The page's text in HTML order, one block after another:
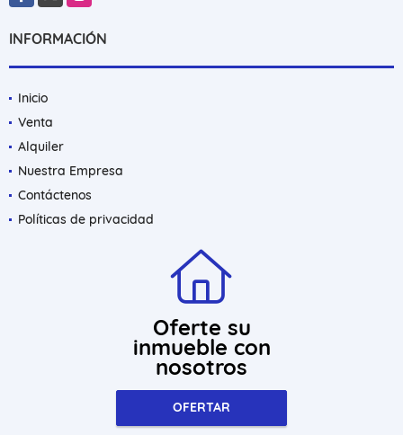
INFORMACIÓN
Inicio
Venta
Alquiler
Nuestra Empresa
Contáctenos
Políticas de privacidad
Oferte su
inmueble con
nosotros
OFERTAR